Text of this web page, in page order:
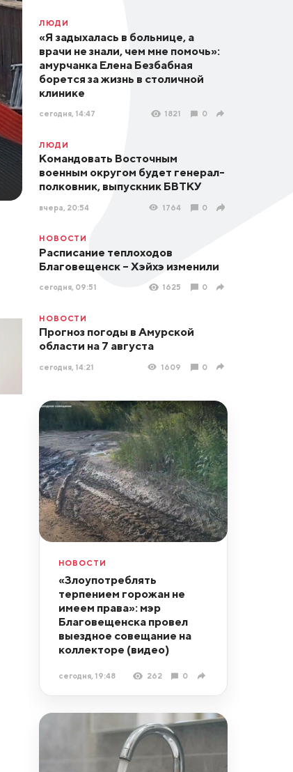
ЛЮДИ
«Я задыхалась в больнице, а
врачи не знали, чем мне помочь»:
амурчанка Елена Безбабная
борется за жизнь в столичной
клинике
сегодня, 14:47 1821 0
ЛЮДИ
Командовать Восточным
военным округом будет генерал-
полковник, выпускник БВТКУ
вчера, 20:54 1764 0
НОВОСТИ
Расписание теплоходов
Благовещенск – Хэйхэ изменили
сегодня, 09:51 1625 0
НОВОСТИ
Прогноз погоды в Амурской
области на 7 августа
сегодня, 14:21 1609 0
НОВОСТИ
«Злоупотреблять
терпением горожан не
имеем права»: мэр
Благовещенска провел
выездное совещание на
коллекторе (видео)
сегодня, 19:48 262 0